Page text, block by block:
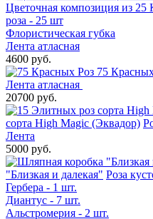
Цветочная композиция из 25
роза - 25 шт
Флористическая губка
Лента атласная
4600 руб.
75
Лента атласная
20700 руб.
сорта High Magic (Эквадор)
Лента
5000 руб.
"Близкая и далекая" Роза
Гербера - 1 шт.
Диантус - 7 шт.
Альстромерия - 2 шт.